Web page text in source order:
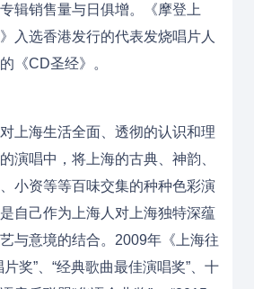
辑销售量与日俱增。《摩登上
入选香港发行的代表发烧唱片人
《CD圣经》。
上海生活全面、透彻的认识和理
演唱中，将上海的古典、神韵、
小资等等百味交集的种种色彩演
自己作为上海人对上海独特深蕴
与意境的结合。2009年《上海往
奖”、“经典歌曲最佳演唱奖”、十